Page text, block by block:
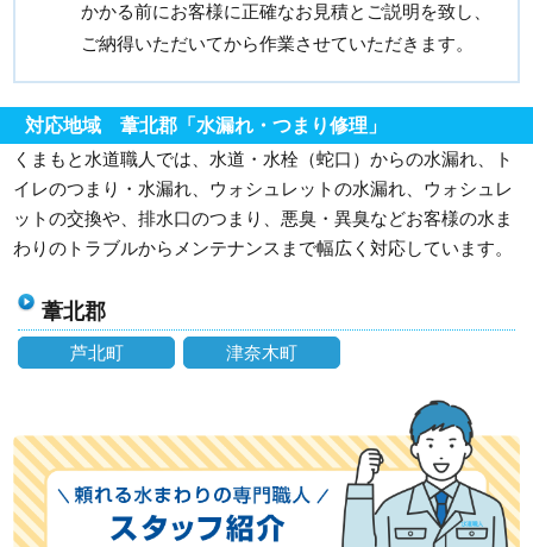
かかる前にお客様に正確なお見積とご説明を致し、
ご納得いただいてから作業させていただきます。
対応地域 葦北郡「水漏れ・つまり修理」
くまもと水道職人では、水道・水栓（蛇口）からの水漏れ、ト
イレのつまり・水漏れ、ウォシュレットの水漏れ、ウォシュレ
ットの交換や、排水口のつまり、悪臭・異臭などお客様の水ま
わりのトラブルからメンテナンスまで幅広く対応しています。
葦北郡
芦北町 津奈木町